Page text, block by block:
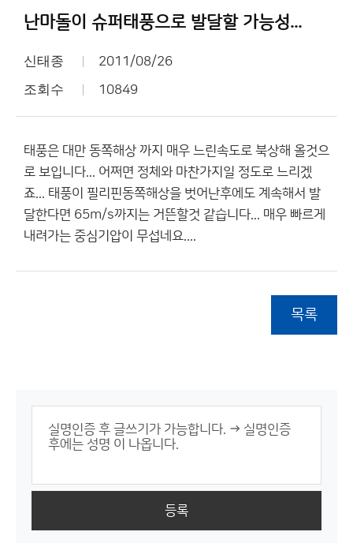
난마돌이 슈퍼태풍으로 발달할 가능성...
신태종 2011/08/26
조회수 10849
태풍은 대만 동쪽해상 까지 매우 느린속도로 북상해 올것으
로 보입니다... 어쩌면 정체와 마찬가지일 정도로 느리겠
죠... 태풍이 필리핀동쪽해상을 벗어난후에도 계속해서 발
달한다면 65m/s까지는 거뜬할것 같습니다... 매우 빠르게
내려가는 중심기압이 무섭네요....
목록
등록